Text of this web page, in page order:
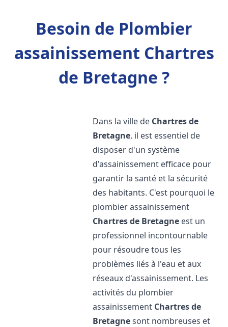
Besoin de Plombier
assainissement Chartres
de Bretagne ?
Dans la ville de Chartres de
Bretagne, il est essentiel de
disposer d'un système
d'assainissement efficace pour
garantir la santé et la sécurité
des habitants. C'est pourquoi le
plombier assainissement
Chartres de Bretagne est un
professionnel incontournable
pour résoudre tous les
problèmes liés à l'eau et aux
réseaux d'assainissement. Les
activités du plombier
assainissement Chartres de
Bretagnesont nombreuses et